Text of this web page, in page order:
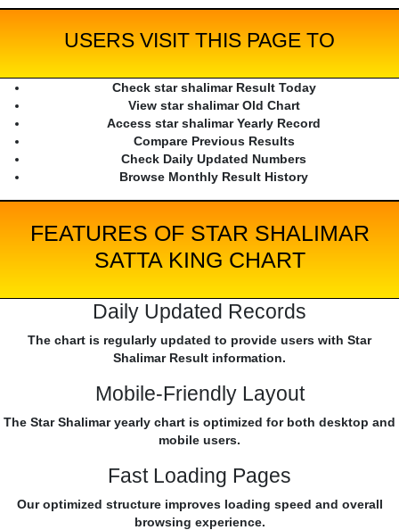
USERS VISIT THIS PAGE TO
Check star shalimar Result Today
View star shalimar Old Chart
Access star shalimar Yearly Record
Compare Previous Results
Check Daily Updated Numbers
Browse Monthly Result History
FEATURES OF STAR SHALIMAR
SATTA KING CHART
Daily Updated Records
The chart is regularly updated to provide users with Star
Shalimar Result information.
Mobile-Friendly Layout
The Star Shalimar yearly chart is optimized for both desktop and
mobile users.
Fast Loading Pages
Our optimized structure improves loading speed and overall
browsing experience.